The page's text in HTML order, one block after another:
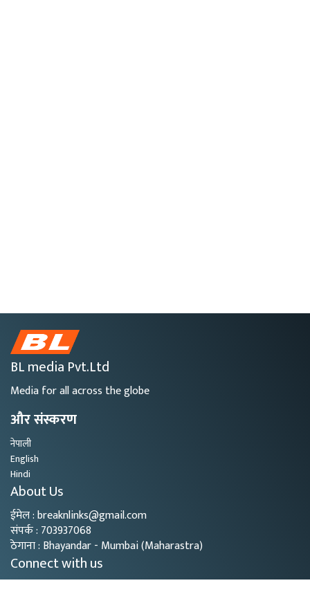
BL media Pvt.Ltd
Media for all across the globe
और संस्करण
नेपाली
English
Hindi
About Us
ईमेल : breaknlinks@gmail.com
संपर्क : 703937068
ठेगाना : Bhayandar - Mumbai (Maharastra)
Connect with us